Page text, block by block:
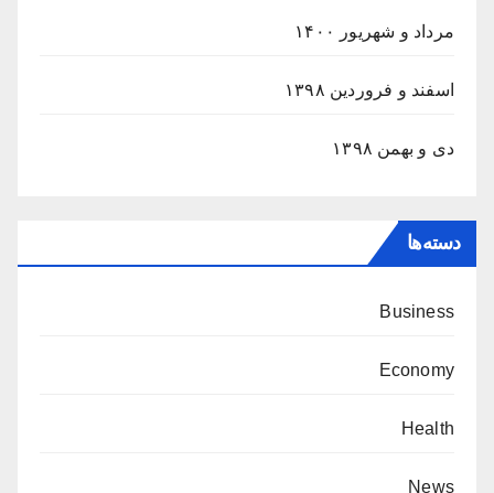
مرداد و شهریور ۱۴۰۰
اسفند و فروردین ۱۳۹۸
دی و بهمن ۱۳۹۸
دسته‌ها
Business
Economy
Health
News